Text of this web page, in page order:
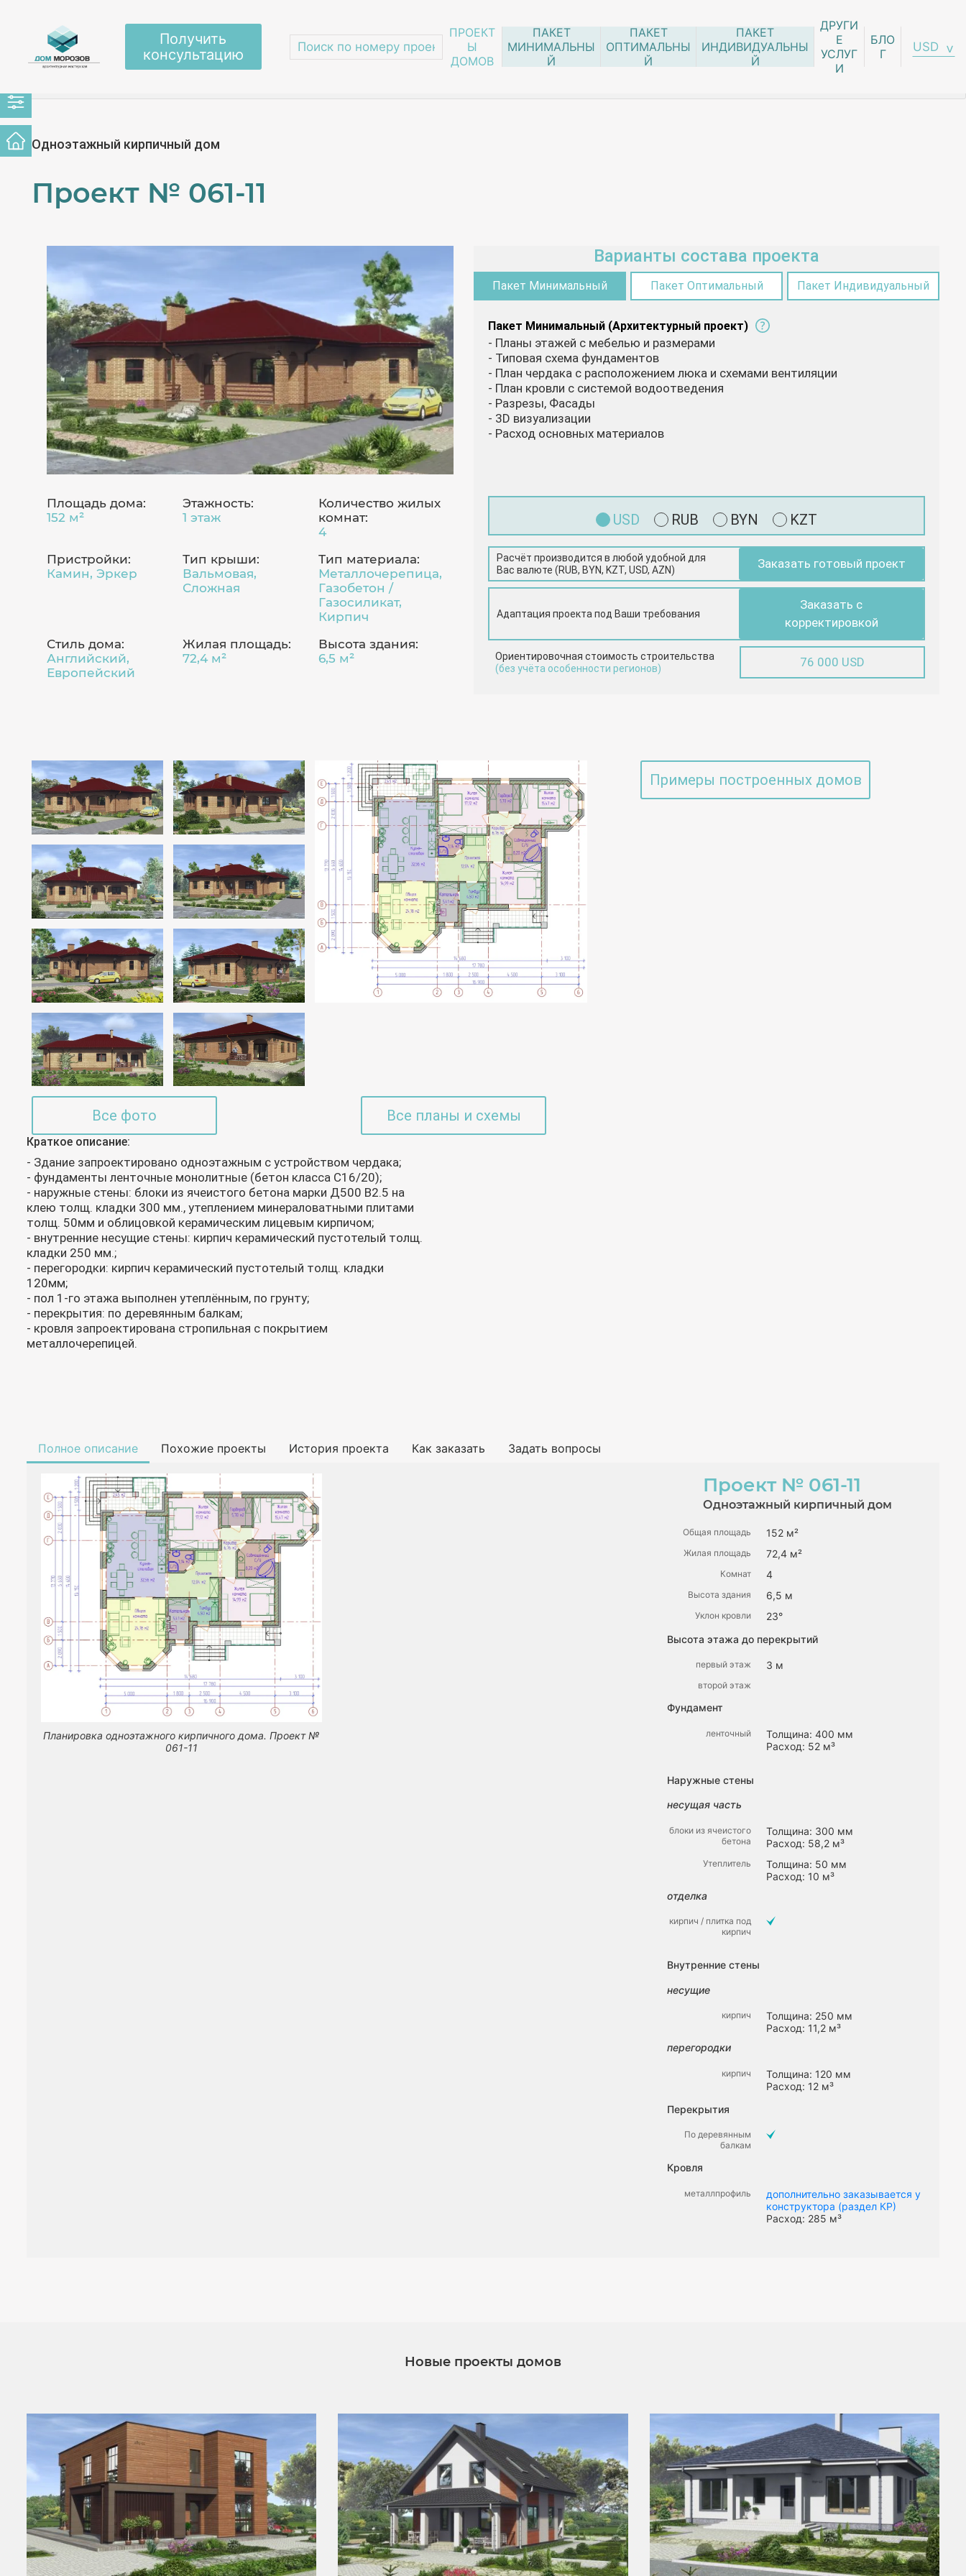
Получить
консультацию
ПРОЕКТ
Ы
ДОМОВ
ПАКЕТ
МИНИМАЛЬНЫ
Й
ПАКЕТ
ОПТИМАЛЬНЫ
Й
ПАКЕТ
ИНДИВИДУАЛЬНЫ
Й
ДРУГИ
Е
УСЛУГ
И
БЛО
Г
USD
Одноэтажный кирпичный дом
Проект № 061-11
Площадь дома:
152 м²
Этажность:
1 этаж
Количество жилых
комнат:
4
Пристройки:
Камин, Эркер
Тип крыши:
Вальмовая,
Сложная
Тип материала:
Металлочерепица,
Газобетон /
Газосиликат,
Кирпич
Стиль дома:
Английский,
Европейский
Жилая площадь:
72,4 м²
Высота здания:
6,5 м²
Варианты состава проекта
Пакет Минимальный Пакет Оптимальный Пакет Индивидуальный
Пакет Минимальный (Архитектурный проект)
- Планы этажей с мебелью и размерами
- Типовая схема фундаментов
- План чердака с расположением люка и схемами вентиляции
- План кровли с системой водоотведения
- Разрезы, Фасады
- 3D визуализации
- Расход основных материалов
USD RUB BYN KZT
Расчёт производится в любой удобной для
Вас валюте (RUB, BYN, KZT, USD, AZN)
Заказать готовый проект
Адаптация проекта под Ваши требования
Заказать с
корректировкой
Ориентировочная стоимость строительства
(без учёта особенности регионов)
76 000 USD
Все фото Все планы и схемы
Примеры построенных домов
Краткое описание:
- Здание запроектировано одноэтажным с устройством чердака;
- фундаменты ленточные монолитные (бетон класса С16/20);
- наружные стены: блоки из ячеистого бетона марки Д500 В2.5 на
клею толщ. кладки 300 мм., утеплением минераловатными плитами
толщ. 50мм и облицовкой керамическим лицевым кирпичом;
- внутренние несущие стены: кирпич керамический пустотелый толщ.
кладки 250 мм.;
- перегородки: кирпич керамический пустотелый толщ. кладки
120мм;
- пол 1-го этажа выполнен утеплённым, по грунту;
- перекрытия: по деревянным балкам;
- кровля запроектирована стропильная с покрытием
металлочерепицей.
Полное описание Похожие проекты История проекта Как заказать Задать вопросы
Планировка одноэтажного кирпичного дома. Проект №
061-11
Проект № 061-11
Одноэтажный кирпичный дом
Общая площадь 152 м²
Жилая площадь 72,4 м²
Комнат 4
Высота здания 6,5 м
Уклон кровли
23°
Высота этажа до перекрытий
первый этаж 3 м
второй этаж
Фундамент
ленточный
Толщина: 400 мм
Расход: 52 м³
Наружные стены
несущая часть
блоки из ячеистого
бетона
Толщина: 300 мм
Расход: 58,2 м³
Утеплитель
Толщина: 50 мм
Расход: 10 м³
отделка
кирпич / плитка под
кирпич
Внутренние стены
несущие
кирпич
Толщина: 250 мм
Расход: 11,2 м³
перегородки
кирпич
Толщина: 120 мм
Расход: 12 м³
Перекрытия
По деревянным
балкам
Кровля
металлпрофиль
дополнительно заказывается у
конструктора (раздел КР)
Расход: 285 м³
Новые проекты домов